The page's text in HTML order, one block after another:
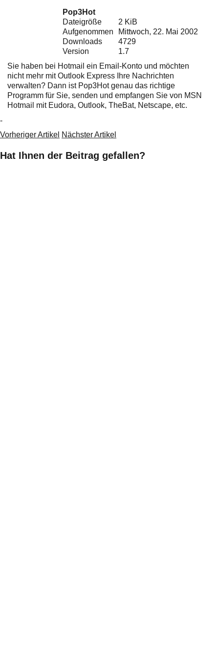
Pop3Hot
Dateigröße
2 KiB
Aufgenommen
Mittwoch, 22. Mai 2002
Downloads
4729
Version
1.7
Sie haben bei Hotmail ein Email-Konto und möchten
nicht mehr mit Outlook Express Ihre Nachrichten
verwalten? Dann ist Pop3Hot genau das richtige
Programm für Sie, senden und empfangen Sie von MSN
Hotmail mit Eudora, Outlook, TheBat, Netscape, etc.
-
Vorheriger Artikel Nächster Artikel
Hat Ihnen der Beitrag gefallen?
E-Mail bestätigen